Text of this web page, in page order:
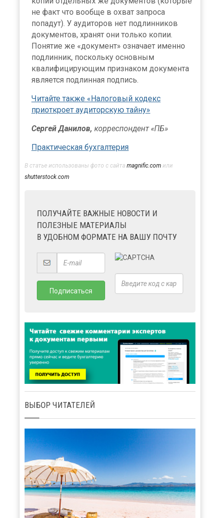
не факт что вообще в охват запроса
попадут). У аудиторов нет подлинников
документов, хранят они только копии.
Понятие же «документ» означает именно
подлинник, поскольку основным
квалифицирующим признаком документа
является подлинная подпись.
Читайте также «Налоговый кодекс
приоткроет аудиторскую тайну»
Сергей Данилов, корреспондент «ПБ»
Практическая бухгалтерия
В статье использованы фото с сайта magnific.com или
shutterstock.com
ПОЛУЧАЙТЕ ВАЖНЫЕ НОВОСТИ И
ПОЛЕЗНЫЕ МАТЕРИАЛЫ
В УДОБНОМ ФОРМАТЕ НА ВАШУ ПОЧТУ
ВЫБОР ЧИТАТЕЛЕЙ